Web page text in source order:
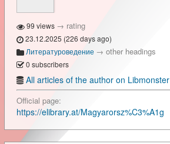
99 views → rating
23.12.2025 (226 days ago)
Литературоведение → other headings
0 subscribers
All articles of the author on Libmonster
Official page:
https://elibrary.at/Magyarorsz%C3%A1g